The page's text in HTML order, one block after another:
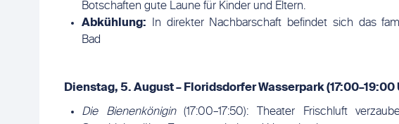
Botschaften gute Laune für Kinder und Eltern.
Abkühlung: In direkter Nachbarschaft befindet sich das
Bad
Dienstag, 5. August– Floridsdorfer Wasserpark (17:00–19:00
Die Bienenkönigin(17:00–17:50): Theater Frischluft